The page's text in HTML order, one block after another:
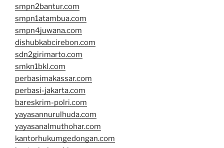
smpn2bantur.com
smpn1atambua.com
smpn4juwana.com
dishubkabcirebon.com
sdn2girimarto.com
smkn1bkl.com
perbasimakassar.com
perbasi-jakarta.com
bareskrim-polri.com
yayasannurulhuda.com
yayasanalmuthohar.com
kantorhukumgedongan.com